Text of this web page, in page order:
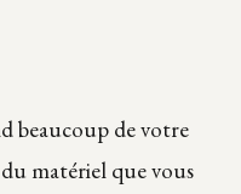
beaucoup de votre
matériel que vous